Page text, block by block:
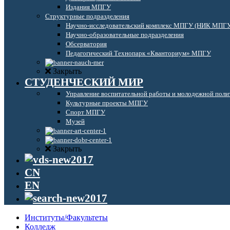
Издания МПГУ
Структурные подразделения
Научно-исследовательский комплекс МПГУ (НИК
Научно-образовательные подразделения
Обсерватория
Педагогический Технопарк «Кванториум» МПГУ
Закрыть
СТУДЕНЧЕСКИЙ МИР
Управление воспитательной работы и молодежной
Культурные проекты МПГУ
Спорт МПГУ
Музей
Закрыть
CN
EN
Институты/Факультеты
Колледж